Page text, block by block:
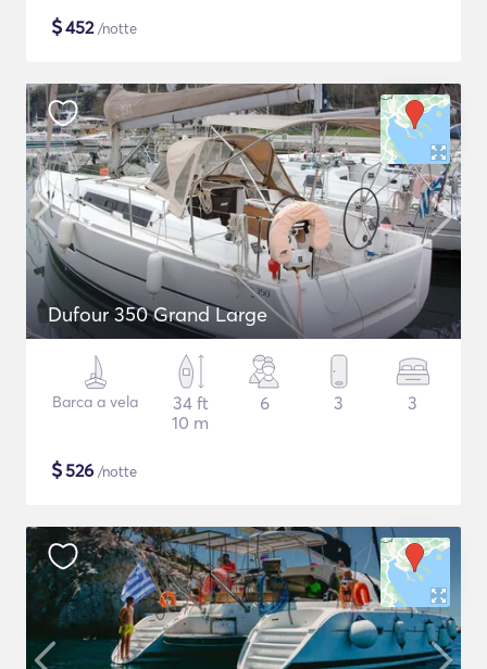
$452/notte
Dufour 350 Grand Large
Barca a vela
34 ft
10 m
6 3 3
$526 /notte